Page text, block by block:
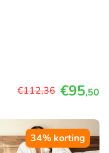
€112,36 €95,50
34% korting